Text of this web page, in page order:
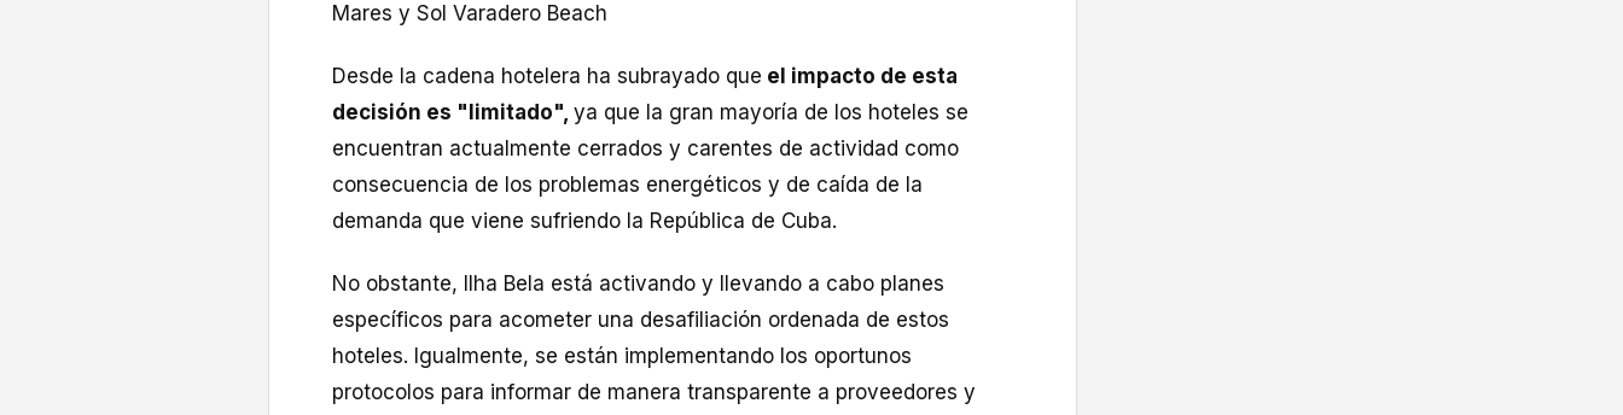
Mares y Sol Varadero Beach
Desde la cadena hotelera ha subrayado que el impacto de esta
decisión es "limitado", ya que la gran mayoría de los hoteles se
encuentran actualmente cerrados y carentes de actividad como
consecuencia de los problemas energéticos y de caída de la
demanda que viene sufriendo la República de Cuba.
No obstante, Ilha Bela está activando y llevando a cabo planes
específicos para acometer una desafiliación ordenada de estos
hoteles. Igualmente, se están implementando los oportunos
protocolos para informar de manera transparente a proveedores y